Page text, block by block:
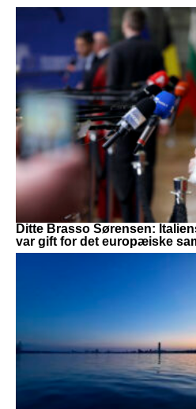
Ditte Brasso Sørensen:
var gift for det europæiske